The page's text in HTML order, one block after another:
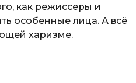
как режиссеры и
особенные лица. А всё
харизме.